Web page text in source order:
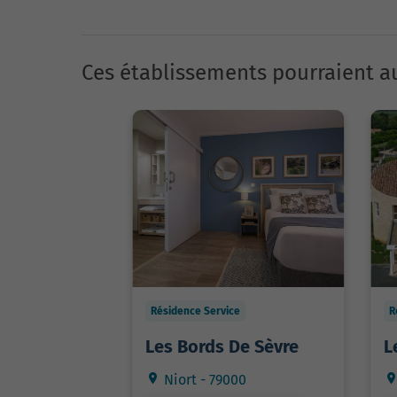
Ces établissements pourraient
Résidence Service
Les Bords De Sèvre
Niort - 79000